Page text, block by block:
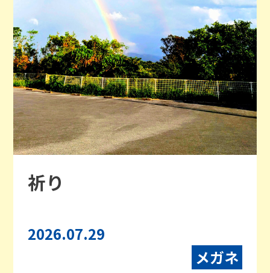
祈り
2026.07.29
メガネ